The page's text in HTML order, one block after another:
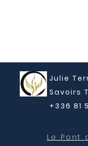
Julie
Savoirs
+336 81
Le Pont